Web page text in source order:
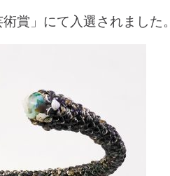
賞」にて入選されました。